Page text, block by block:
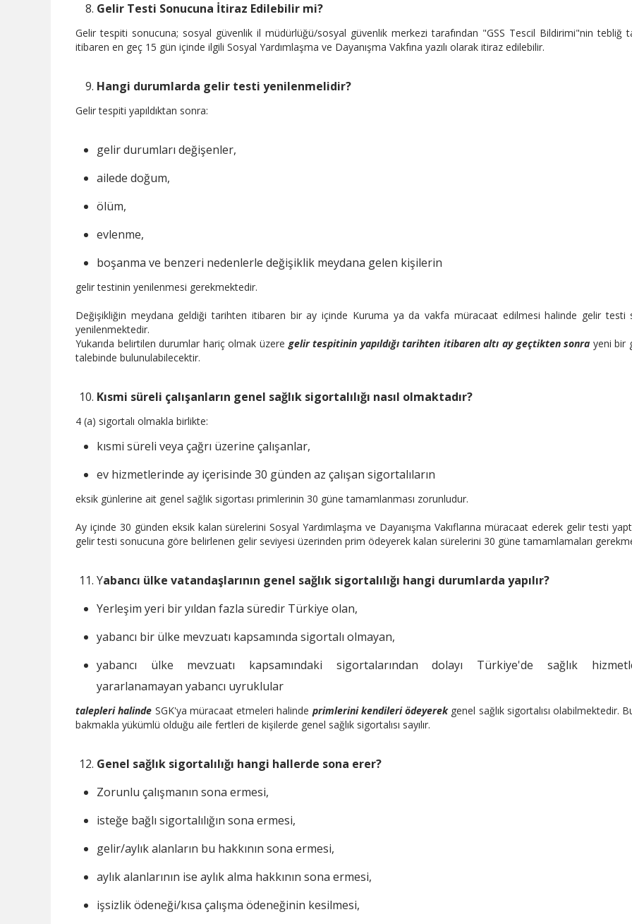
Gelir Testi Sonucuna İtiraz Edilebilir mi?
Gelir tespiti sonucuna; sosyal güvenlik il müdürlüğü/sosyal güvenlik merkezi tarafından "GSS Tescil Bildirimi"nin tebliğ
itibaren en geç 15 gün içinde ilgili Sosyal Yardımlaşma ve Dayanışma Vakfına yazılı olarak itiraz edilebilir.
Hangi durumlarda gelir testi yenilenmelidir?
Gelir tespiti yapıldıktan sonra:
gelir durumları değişenler,
ailede doğum,
ölüm,
evlenme,
boşanma ve benzeri nedenlerle değişiklik meydana gelen kişilerin
gelir testinin yenilenmesi gerekmektedir.
Değişikliğin meydana geldiği tarihten itibaren bir ay içinde Kuruma ya da vakfa müracaat edilmesi halinde gelir testi
yenilenmektedir.
Yukarıda belirtilen durumlar hariç olmak üzeregelir tespitinin yapıldığı tarihten itibaren altı ay geçtikten sonra yeni bir
talebinde bulunulabilecektir.
Kısmi süreli çalışanların genel sağlık sigortalılığı nasıl olmaktadır?
4 (a) sigortalı olmakla birlikte:
kısmi süreli veya çağrı üzerine çalışanlar,
ev hizmetlerinde ay içerisinde 30 günden az çalışan sigortalıların
eksik günlerine ait genel sağlık sigortası primlerinin 30 güne tamamlanması zorunludur.
Ay içinde 30 günden eksik kalan sürelerini Sosyal Yardımlaşma ve Dayanışma Vakıflarına müracaat ederek gelir testi
gelir testi sonucuna göre belirlenen gelir seviyesi üzerinden prim ödeyerek kalan sürelerini 30 güne tamamlamaları
Yabancı ülke vatandaşlarının genel sağlık sigortalılığı hangi durumlarda yapılır?
Yerleşim yeri bir yıldan fazla süredir Türkiye olan,
yabancı bir ülke mevzuatı kapsamında sigortalı olmayan,
yabancı ülke mevzuatı kapsamındaki sigortalarından dolayı Türkiye'de sağlık
yararlanamayan yabancı uyruklular
talepleri halinde SGK'ya müracaat etmeleri halinde primlerini kendileri ödeyerekgenel sağlık sigortalısı olabilmektedir.
bakmakla yükümlü olduğu aile fertleri de kişilerde genel sağlık sigortalısı sayılır.
Genel sağlık sigortalılığı hangi hallerde sona erer?
Zorunlu çalışmanın sona ermesi,
isteğe bağlı sigortalılığın sona ermesi,
gelir/aylık alanların bu hakkının sona ermesi,
aylık alanlarının ise aylık alma hakkının sona ermesi,
işsizlik ödeneği/kısa çalışma ödeneğinin kesilmesi,